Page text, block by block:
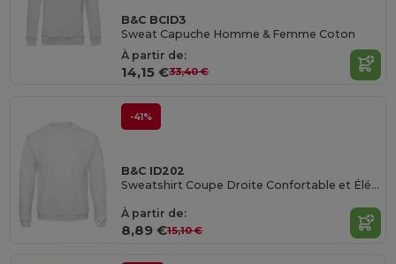
B&C BCID3
Sweat Capuche Homme & Femme Coton
À partir de:
14,15 €33,40 €
-41%
B&C ID202
Sweatshirt Coupe Droite Confortable et Élégant
À partir de:
8,89 €15,10 €